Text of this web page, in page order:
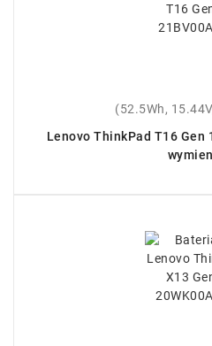
(52.5Wh,
Lenovo ThinkPad T16 Gen